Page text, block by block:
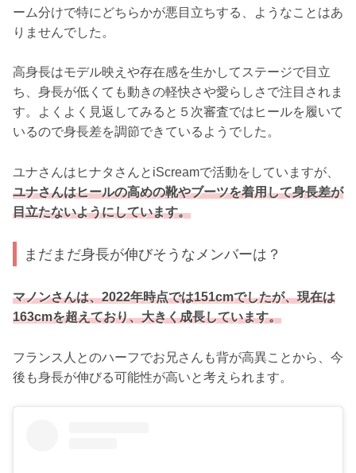
ーム分けで特にどちらかが悪目立ちする、ようなことはあ
りませんでした。
高身長はモデル映えや存在感を生かしてステージで目立
ち、身長が低くても動きの軽快さや愛らしさで注目されま
す。よくよく見返してみると５次審査ではヒールを履いて
いるので身長差を調節できているようでした。
ユナさんはヒナタさんとiScreamで活動をしていますが、
ユナさんはヒールの高めの靴やブーツを着用して身長差が
目立たないようにしています。
まだまだ身長が伸びそうなメンバーは？
マノンさんは、2022年時点では151cmでしたが、現在は
163cmを超えており、大きく成長しています。
フランス人とのハーフでお兄さんも背が高異ことから、今
後も身長が伸びる可能性が高いと考えられます。